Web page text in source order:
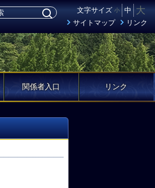
文字サイズ 小 中 大
サイトマップ リンク
関係者入口 リンク